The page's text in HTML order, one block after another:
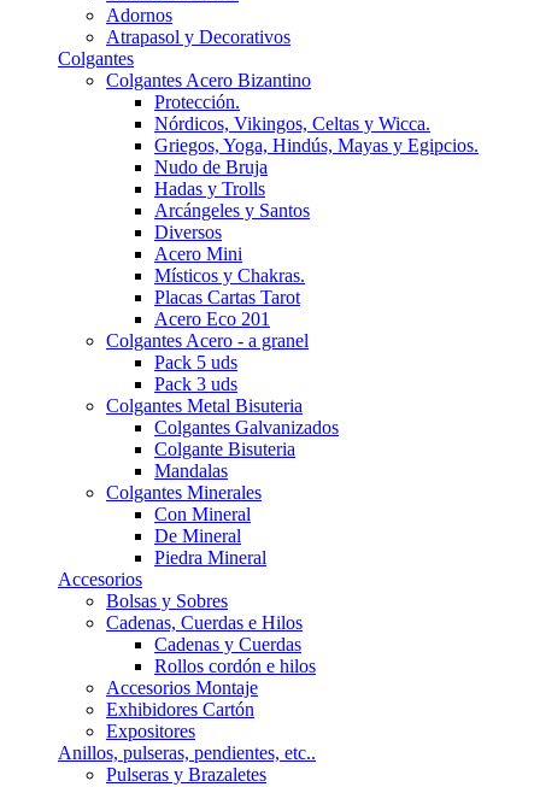
Adornos
Atrapasol y Decorativos
Colgantes
Colgantes Acero Bizantino
Protección.
Nórdicos, Vikingos, Celtas y Wicca.
Griegos, Yoga, Hindús, Mayas y Egipcios.
Nudo de Bruja
Hadas y Trolls
Arcángeles y Santos
Diversos
Acero Mini
Místicos y Chakras.
Placas Cartas Tarot
Acero Eco 201
Colgantes Acero - a granel
Pack 5 uds
Pack 3 uds
Colgantes Metal Bisuteria
Colgantes Galvanizados
Colgante Bisuteria
Mandalas
Colgantes Minerales
Con Mineral
De Mineral
Piedra Mineral
Accesorios
Bolsas y Sobres
Cadenas, Cuerdas e Hilos
Cadenas y Cuerdas
Rollos cordón e hilos
Accesorios Montaje
Exhibidores Cartón
Expositores
Anillos, pulseras, pendientes, etc..
Pulseras y Brazaletes